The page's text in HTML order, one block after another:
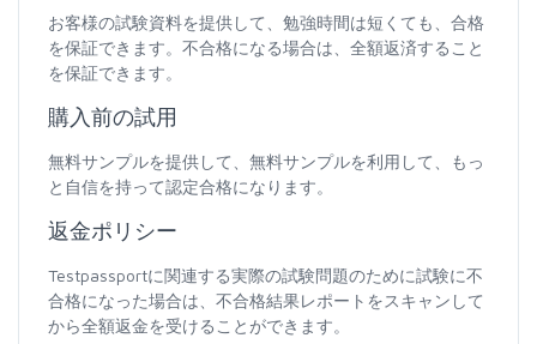
お客様の試験資料を提供して、勉強時間は短くても、合格
を保証できます。不合格になる場合は、全額返済すること
を保証できます。
購入前の試用
無料サンプルを提供して、無料サンプルを利用して、もっ
と自信を持って認定合格になります。
返金ポリシー
Testpassportに関連する実際の試験問題のために試験に不
合格になった場合は、不合格結果レポートをスキャンして
から全額返金を受けることができます。